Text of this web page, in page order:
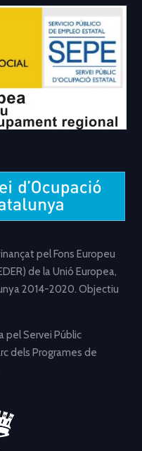
pel Fons Europeu
de la Unió Europea,
2014-2020. Objectiu
pel Servei Públic
dels Programes de